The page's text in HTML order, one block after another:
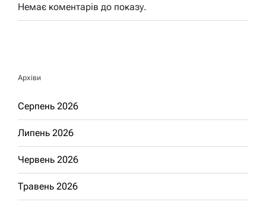
Немає коментарів до показу.
Архіви
Серпень 2026
Липень 2026
Червень 2026
Травень 2026